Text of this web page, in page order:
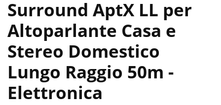
Surround AptX LL per
Altoparlante Casa e
Stereo Domestico
Lungo Raggio 50m -
Elettronica